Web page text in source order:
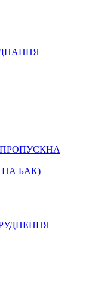
АКСЕСУАРІВ
ЛАМПИ
АКСЕСУАРИ
БАК)